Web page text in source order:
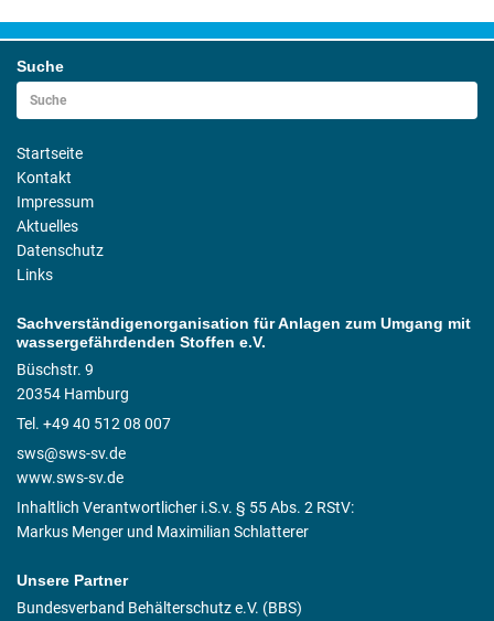
Suche
Startseite
Kontakt
Impressum
Aktuelles
Datenschutz
Links
Sachverständigenorganisation für Anlagen zum Umgang mit
wassergefährdenden Stoffen e.V.
Büschstr. 9
20354 Hamburg
Tel. +49 40 512 08 007
sws@sws-sv.de
www.sws-sv.de
Inhaltlich Verantwortlicher i.S.v. § 55 Abs. 2 RStV:
Markus Menger und Maximilian Schlatterer
Unsere Partner
Bundesverband Behälterschutz e.V. (BBS)